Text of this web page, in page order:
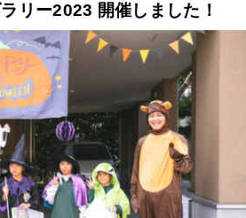
リー2023 開催しました！